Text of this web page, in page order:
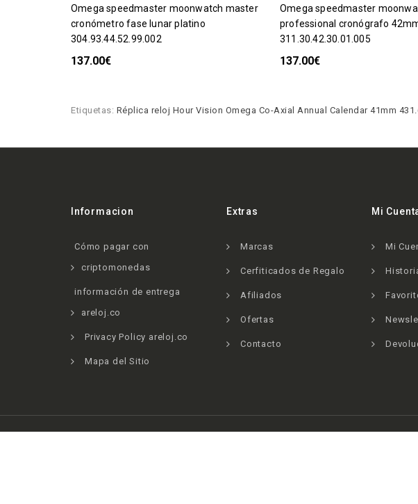
omega speedmaster moonwatch master
cronómetro fase lunar platino
304.93.44.52.99.002
137.00€
omega speedmaster moonwatch
professional cronógrafo
311.30.42.30.01.005
137.00€
Etiquetas: Réplica reloj Hour Vision Omega Co-Axial Annual Calendar 41mm
Informacion
Cómo pagar con
criptomonedas
información de entrega
areloj.co
Privacy Policy areloj.co
Mapa del Sitio
Extras
Marcas
Cerfiticados de Regalo
Afiliados
Ofertas
Contacto
Mi
Mi